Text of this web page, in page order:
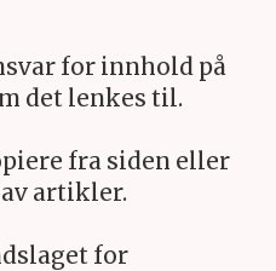
for innhold på
det lenkes til.
fra siden eller
artikler.
for